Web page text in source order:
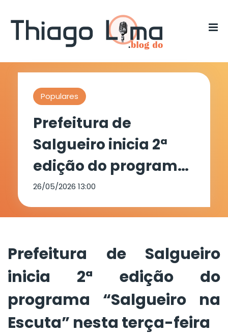
Populares
Prefeitura de
Salgueiro inicia 2ª
edição do programa
“Salgueiro na
Escuta” nesta terça-
26/05/2026 13:00
Prefeitura de Salgueiro
inicia 2ª edição do
programa “Salgueiro na
Escuta” nesta terça-feira